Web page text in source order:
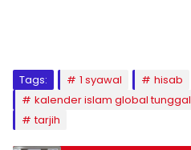
Tags: 1 syawal
hisab
kalender islam global tunggal
tarjih